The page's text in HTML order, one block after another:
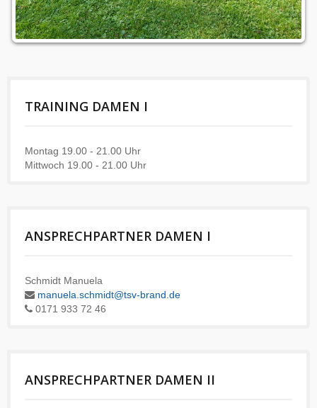
TRAINING DAMEN I
Montag 19.00 - 21.00 Uhr
Mittwoch 19.00 - 21.00 Uhr
ANSPRECHPARTNER DAMEN I
Schmidt Manuela
manuela.schmidt@tsv-brand.de
0171 933 72 46
ANSPRECHPARTNER DAMEN II